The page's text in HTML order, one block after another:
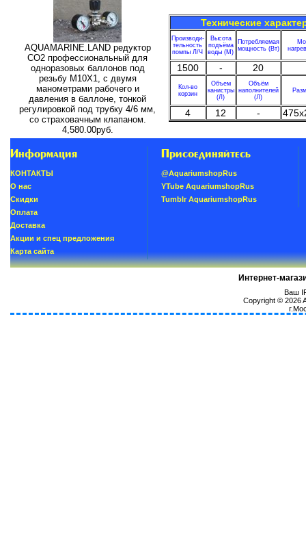
AQUAMARINE.LAND редуктор
СО2 профессиональный для
одноразовых баллонов под
резьбу M10X1, с двумя
манометрами рабочего и
давления в баллоне, тонкой
регулировкой под трубку 4/6 мм,
со страховачным клапаном.
4,580.00руб.
Технические
Производи-
тельность
помпы Л/Ч
Высота
подъёма
воды (М)
Потребляемая
мощность (Вт)
1500 - 20
Кол-во
корзин
Объем
канистры
(Л)
Объём
наполнителей
(Л)
4 12 -
Информация
КОНТАКТЫ
О нас
Скидки
Oплатa
Доставка
Акции и спец предложения
Карта сайта
Присоединяйтесь
@AquariumshopRus
YTube AquariumshopRus
Tumblr AquariumshopRus
Интернет-
Ваш
Copyright © 2026